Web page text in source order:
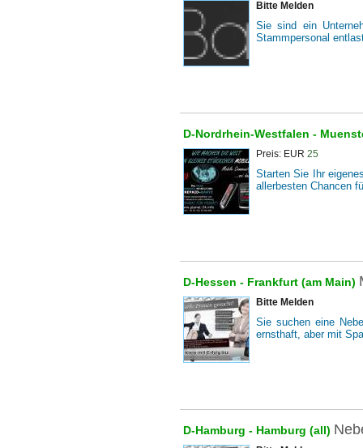
Bitte Melden
Sie sind ein
Stammpersonal
D-Nordrhein-Westfalen -
Preis: EUR 25
Starten Sie Ihr
allerbesten Chancen
D-Hessen - Frankfurt (am Main)
Bitte Melden
Sie suchen eine
ernsthaft, aber mit
D-Hamburg - Hamburg (all)